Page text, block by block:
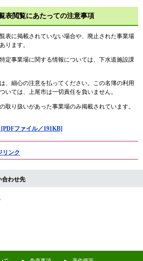
表閲覧にあたっての注意事項
表に掲載されていない場合や、廃止された事業場
ります。
定事業場に関する情報については、下水道施設課
、細心の注意を払ってください。この名簿の利用
いては、上尾市は一切責任を負いません。
取り扱いがあった事業場のみ掲載されています。
ファイル／191KB]
リンク
合わせ先